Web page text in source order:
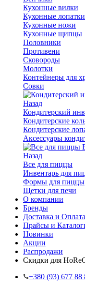
Кухонные вилки
Кухонные лопатки
Кухонные ножи
Кухонные щипцы
Половники
Противени
Сковороды
Молотки
Контейнеры для
Совки
Назад
Кондитерский
Кондитерские
Кондитерские
Аксессуары
Назад
Все для пиццы
Инвентарь для
Формы для пиццы
Щетки для печи
О компании
Бренды
Доставка и Оплата
Прайсы и
Новинки
Акции
Распродажи
Скидки для
+38‎0 (93) 677 88